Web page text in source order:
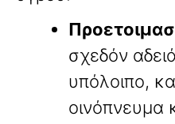
σχεδόν
υπόλοιπο,
οινόπνευμα